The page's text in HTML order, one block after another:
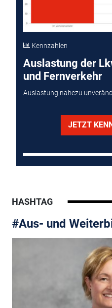
Kennzahlen
Auslastung der
und Fernverkehr
Auslastung nahezu
JETZT
HASHTAG
#Aus- und